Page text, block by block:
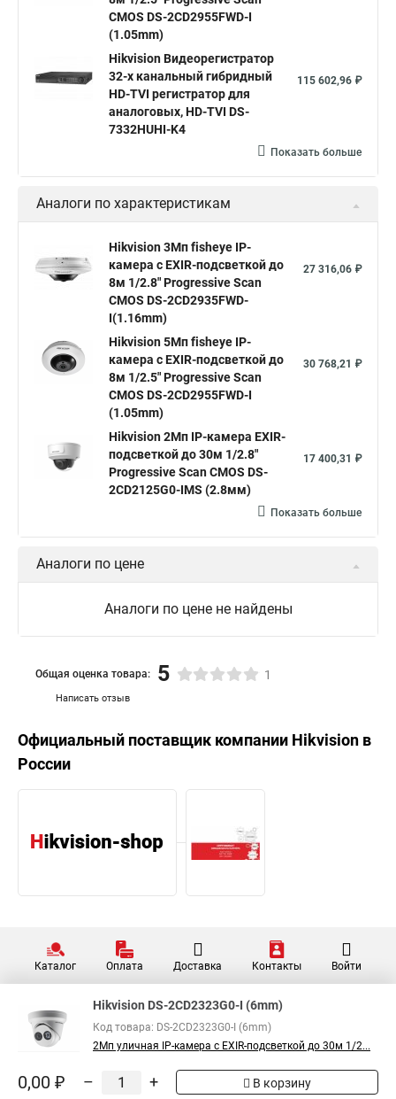
Видеонаблюдение Ip видеокамеры
Hikvision 2cd2142fwd
Hikvision ds 2cd1148 hikvision ds 2cd1148 i b
hikvision ds 2cd2042wd i Видеокамера hikvision
Видеокамеры hikvision ds
Камера Hikvision ds 2ce16d8t
Видеокамера hikvision hiwatch
Камера Hikvision ds 2cd2442fwd
Уличная камера Hikvision ip camera
Hikvision поворотная камера Hikvision купольная
Нikvision микрофон Hikvision поворотная
Hikvision порты
CMOS DS-2CD2955FWD-I
(1.05mm)
Hikvision Видеорегистратор
32-х канальный гибридный
HD-TVI регистратор для
аналоговых, HD-TVI DS-
7332HUHI-K4
115 602,96 ₽
Показать больше
Аналоги по характеристикам
Hikvision 3Мп fisheye IP-
камера c EXIR-подсветкой до
8м 1/2.8" Progressive Scan
CMOS DS-2CD2935FWD-
I(1.16mm)
27 316,06 ₽
Hikvision 5Мп fisheye IP-
камера c EXIR-подсветкой до
8м 1/2.5" Progressive Scan
CMOS DS-2CD2955FWD-I
(1.05mm)
30 768,21 ₽
Hikvision 2Мп IP-камера EXIR-
подсветкой до 30м 1/2.8"
Progressive Scan CMOS DS-
2CD2125G0-IMS (2.8мм)
17 400,31 ₽
Показать больше
Аналоги по цене
Аналоги по цене не найдены
Написать отзыв
Общая оценка товара: 5 1
Официальный поставщик компании Hikvision в
России
Каталог Оплата Доставка Контакты Войти
Hikvision DS-2CD2323G0-I (6mm)
Код товара: DS-2CD2323G0-I (6mm)
2Мп уличная IP-камера с EXIR-подсветкой до 30м 1/2...
0,00 ₽ – + В корзину